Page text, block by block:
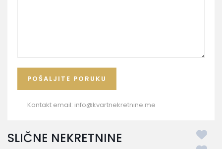
Kontakt email: info@kvartnekretnine.me
SLIČNE NEKRETNINE